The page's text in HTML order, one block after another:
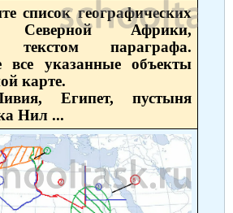
список географических
Северной Африки,
текстом параграфа.
все указанные объекты
карте.
Египет, пустыня
Нил ...